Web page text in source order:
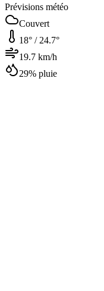
Prévisions météo
Couvert
18° / 24.7°
19.7 km/h
29% pluie